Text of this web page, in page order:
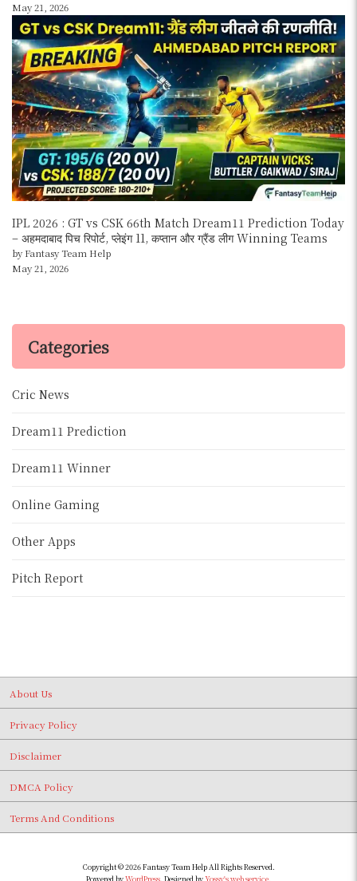
May 21, 2026
IPL 2026 : GT vs CSK 66th Match Dream11 Prediction Today
– अहमदाबाद पिच रिपोर्ट, प्लेइंग 11, कप्तान और ग्रैंड लीग Winning Teams
by Fantasy Team Help
May 21, 2026
Categories
Cric News
Dream11 Prediction
Dream11 Winner
Online Gaming
Other Apps
Pitch Report
About Us
Privacy Policy
Disclaimer
DMCA Policy
Terms And Conditions
Copyright © 2026 Fantasy Team Help All Rights Reserved.